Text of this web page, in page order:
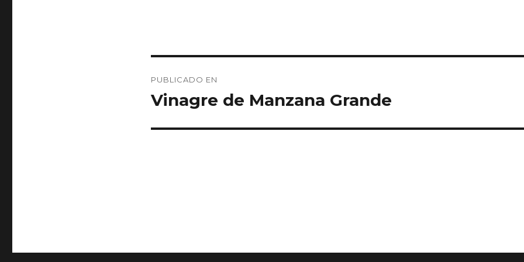
de
PUBLICADO EN
Vinagre de Manzana Grande